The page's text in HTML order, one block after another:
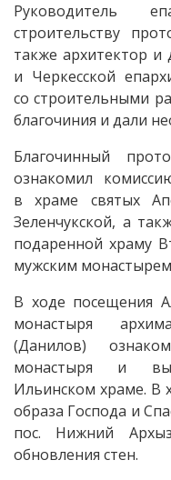
Руководитель
строительству
также архитектор и
и Черкесской
со строительными
благочиния и дали
Благочинный
ознакомил
в храме святых
Зеленчукской, а
подаренной храму
мужским
В ходе посещения
монастыря
(Данилов)
монастыря и
Ильинском храме. В
образа Господа и
пос. Нижний
обновления стен.